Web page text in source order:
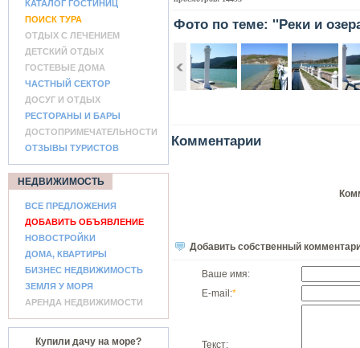
КАТАЛОГ ГОСТИНИЦ
ПОИСК ТУРА
ОТДЫХ С ЛЕЧЕНИЕМ
ДЕТСКИЙ ОТДЫХ
ГОСТЕВЫЕ ДОМА
ЧАСТНЫЙ СЕКТОР
ДОСУГ И ОТДЫХ
РЕСТОРАНЫ И БАРЫ
ДОСТОПРИМЕЧАТЕЛЬНОСТИ
ОТЗЫВЫ ТУРИСТОВ
НЕДВИЖИМОСТЬ
ВСЕ ПРЕДЛОЖЕНИЯ
ДОБАВИТЬ ОБЪЯВЛЕНИЕ
НОВОСТРОЙКИ
ДОМА, КВАРТИРЫ
БИЗНЕС НЕДВИЖИМОСТЬ
ЗЕМЛЯ У МОРЯ
АРЕНДА НЕДВИЖИМОСТИ
Купили дачу на море?
Фото по теме: ''Реки и
Комментарии
Добавить собственный
Ваше имя:
E-mail:*
Текст: